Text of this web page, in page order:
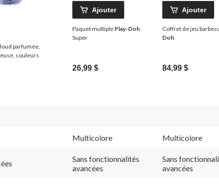
parfumée,
couleurs
Ajouter
Paquet multiple Play-Doh
Super
26,99 $
Ajouter
Coffret de jeu
Doh
84,99 $
Multicolore Multicolore
Sans fonctionnalités
avancées
Sans
avancées